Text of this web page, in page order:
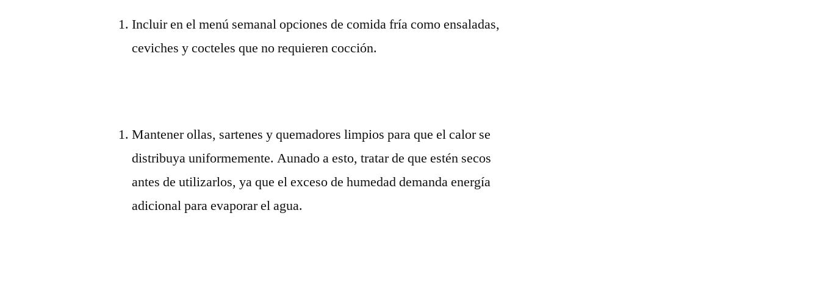
Incluir en el menú semanal opciones de comida fría como ensaladas,
ceviches y cocteles que no requieren cocción.
Mantener ollas, sartenes y quemadores limpios para que el calor se
distribuya uniformemente. Aunado a esto, tratar de que estén secos
antes de utilizarlos, ya que el exceso de humedad demanda energía
adicional para evaporar el agua.